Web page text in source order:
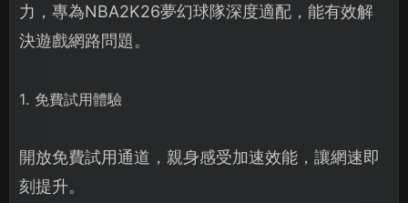
力，專為NBA2K26夢幻球隊深度適配，能有效解
決遊戲網路問題。
1. 免費試用體驗
開放免費試用通道，親身感受加速效能，讓網速即
刻提升。